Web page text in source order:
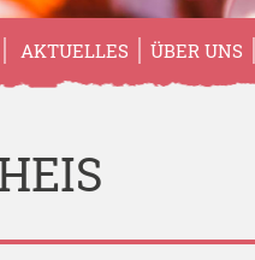
AKTUELLES ÜBER UNS